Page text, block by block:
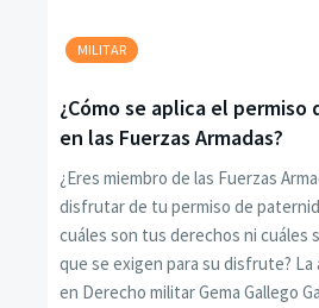
MILITAR
¿Cómo se aplica el
en las Fuerzas Armadas?
¿Eres miembro de las Fuerzas
disfrutar de tu permiso de
cuáles son tus derechos ni cuáles
que se exigen para su disfrute? La
en Derecho militar Gema Gallego